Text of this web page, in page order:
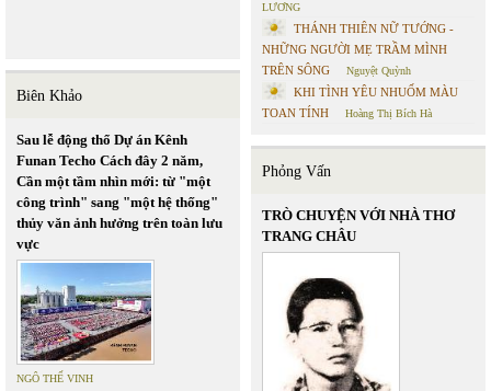
Biên Khảo
Sau lễ động thổ Dự án Kênh
Funan Techo Cách đây 2 năm,
Cần một tầm nhìn mới: từ "một
công trình" sang "một hệ thống"
thủy văn ảnh hưởng trên toàn lưu
vực
NGÔ THẾ VINH
LƯƠNG
THÁNH THIÊN NỮ TƯỚNG -
NHỮNG NGƯỜI MẸ TRẦM MÌNH
TRÊN SÔNG
Nguyệt Quỳnh
KHI TÌNH YÊU NHUỐM MÀU
TOAN TÍNH
Hoàng Thị Bích Hà
Phỏng Vấn
TRÒ CHUYỆN VỚI NHÀ THƠ
TRANG CHÂU